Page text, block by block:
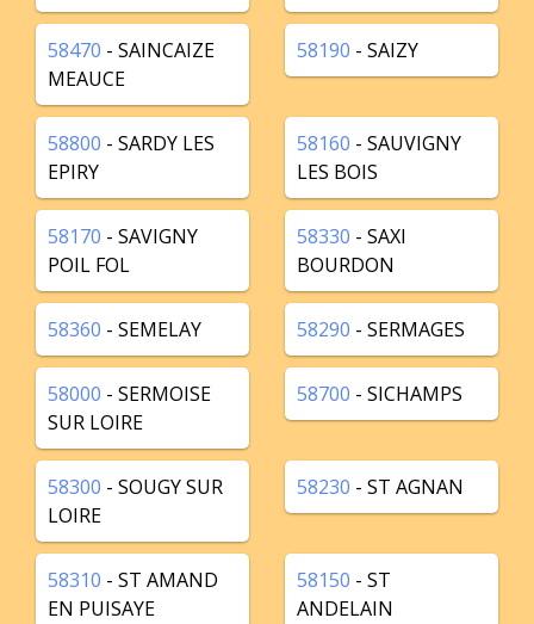
58470 - SAINCAIZE
MEAUCE
58190 - SAIZY
58800 - SARDY LES
EPIRY
58160 - SAUVIGNY
LES BOIS
58170 - SAVIGNY
POIL FOL
58330 - SAXI
BOURDON
58360 - SEMELAY 58290 - SERMAGES
58000 - SERMOISE
SUR LOIRE
58700 - SICHAMPS
58300 - SOUGY SUR
LOIRE
58230 - ST AGNAN
58310 - ST AMAND
EN PUISAYE
58150 - ST
ANDELAIN